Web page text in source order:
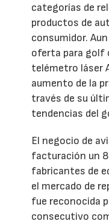
categorías de
productos de
consumidor.
oferta para golf
telémetro láser
aumento de la
través de su
tendencias del
El negocio de
facturación un
fabricantes de
el mercado de
fue reconocida
consecutivo